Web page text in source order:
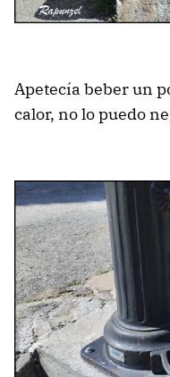
Apetecía beber un
calor, no lo puedo